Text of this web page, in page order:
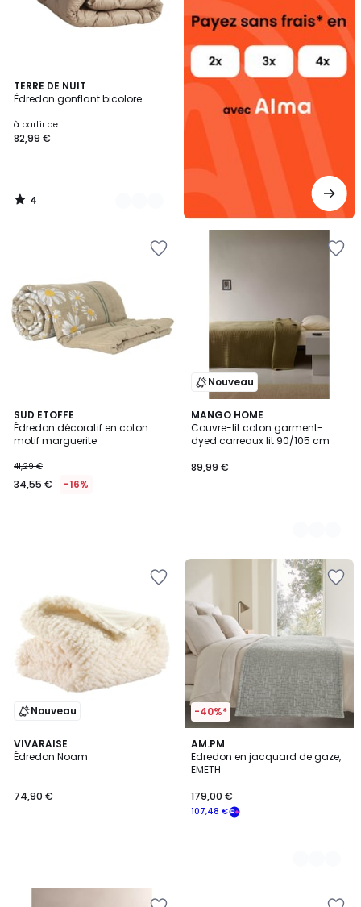
TERRE DE NUIT
Édredon gonflant bicolore
à partir de
82,99 €
4
/
3
Couleurs
4
/
SUD ETOFFE
Édredon décoratif en coton
motif marguerite
41,29 €
34,55 € -16%
Nouveau
MANGO HOME
Couvre-lit coton garment-
dyed carreaux lit 90/105 cm
89,99 €
2
Couleurs
Nouveau
VIVARAISE
Édredon Noam
74,90 €
-40%*
AM.PM
Edredon en jacquard de gaze,
EMETH
107,48 €
179,00 €
2
Couleurs